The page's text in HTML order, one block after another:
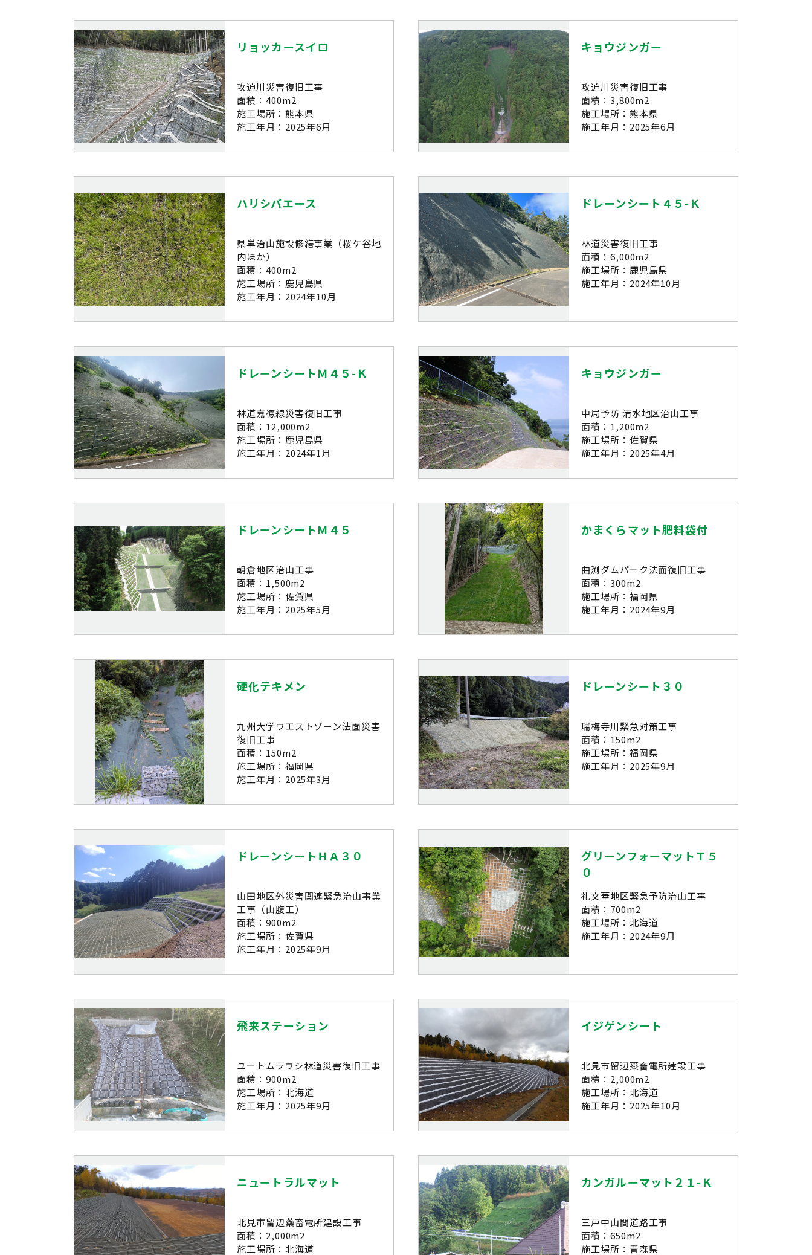
リョッカースイロ
攻迫川災害復旧工事
面積：400m2
施工場所：熊本県
施工年月：2025年6月
キョウジンガー
攻迫川災害復旧工事
面積：3,800m2
施工場所：熊本県
施工年月：2025年6月
ハリシバエース
県単治山施設修繕事業（桜ケ谷地
内ほか）
面積：400m2
施工場所：鹿児島県
施工年月：2024年10月
ドレーンシート４５-Ｋ
林道災害復旧工事
面積：6,000m2
施工場所：鹿児島県
施工年月：2024年10月
ドレーンシートＭ４５-Ｋ
林道嘉徳線災害復旧工事
面積：12,000m2
施工場所：鹿児島県
施工年月：2024年1月
キョウジンガー
中局予防 清水地区治山工事
面積：1,200m2
施工場所：佐賀県
施工年月：2025年4月
ドレーンシートＭ４５
朝倉地区治山工事
面積：1,500m2
施工場所：佐賀県
施工年月：2025年5月
かまくらマット肥料袋付
曲渕ダムパーク法面復旧工事
面積：300m2
施工場所：福岡県
施工年月：2024年9月
硬化テキメン
九州大学ウエストゾーン法面災害
復旧工事
面積：150m2
施工場所：福岡県
施工年月：2025年3月
ドレーンシート３０
瑞梅寺川緊急対策工事
面積：150m2
施工場所：福岡県
施工年月：2025年9月
ドレーンシートＨＡ３０
山田地区外災害関連緊急治山事業
工事（山腹工）
面積：900m2
施工場所：佐賀県
施工年月：2025年9月
グリーンフォーマットＴ５
０
礼文華地区緊急予防治山工事
面積：700m2
施工場所：北海道
施工年月：2024年9月
飛来ステーション
ユートムラウシ林道災害復旧工事
面積：900m2
施工場所：北海道
施工年月：2025年9月
イジゲンシート
北見市留辺蘂畜電所建設工事
面積：2,000m2
施工場所：北海道
施工年月：2025年10月
ニュートラルマット
北見市留辺蘂畜電所建設工事
面積：2,000m2
施工場所：北海道
カンガルーマット２１-Ｋ
三戸中山間道路工事
面積：650m2
施工場所：青森県